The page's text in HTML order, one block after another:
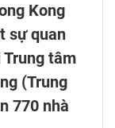
Kong
sự quan
tâm
(Trung
770 nhà